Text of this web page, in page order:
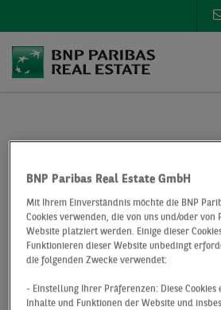
At a Glance Q2 2019
Büromarkt
Dortmund
BNP Paribas Real Estate GmbH
Mit Ihrem Einverständnis möchte die BNP
Cookies verwenden, die von uns und/oder von
Website platziert werden. Einige dieser
Funktionieren dieser Website unbedingt
die folgenden Zwecke verwendet:
- Einstellung Ihrer Präferenzen: Diese Cookies
Inhalte und Funktionen der Website und